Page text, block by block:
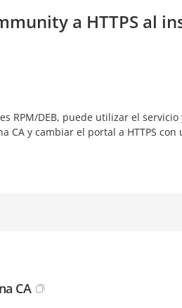
a HTTPS al
RPM/DEB, puede utilizar el
y cambiar el portal a HTTPS con
CA